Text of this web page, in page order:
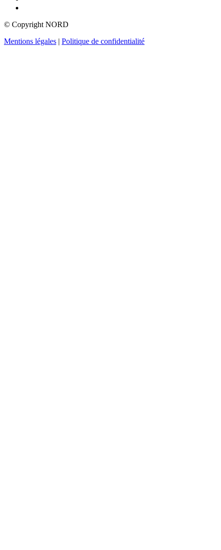
© Copyright NORD
Mentions légales | Politique de confidentialité